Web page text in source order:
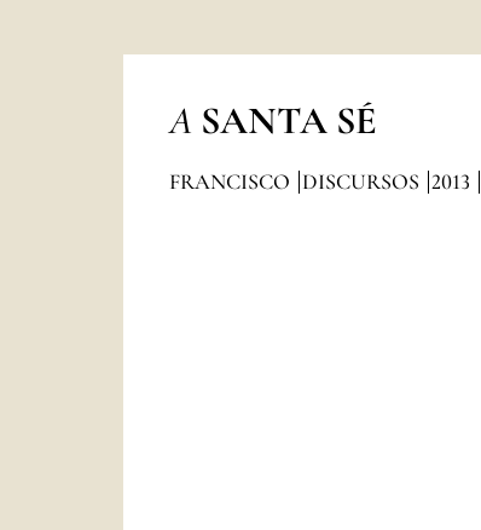
A SANTA SÉ
FRANCISCO DISCURSOS 2013